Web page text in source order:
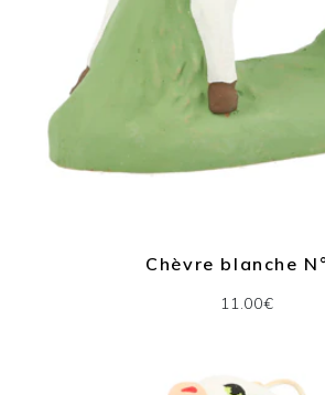
Chèvre blanche
11.00€